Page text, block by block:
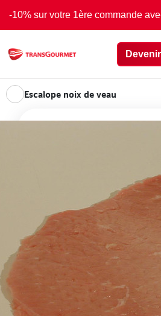
-10% sur votre 1ère commande
Escalope noix de veau